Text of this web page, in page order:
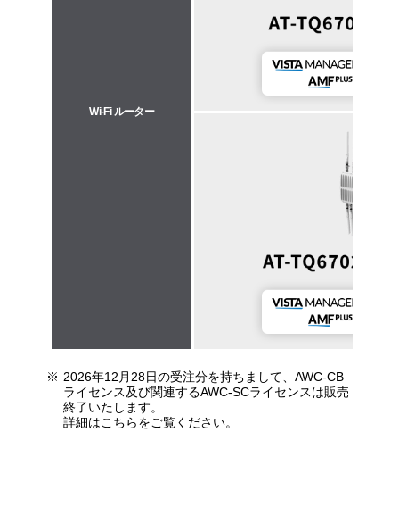
Wi-Fi ルーター
2026年12月28日の受注分を持ちまして、AWC-CB
ライセンス及び関連するAWC-SCライセンスは販売
終了いたします。
詳細はこちらをご覧ください。